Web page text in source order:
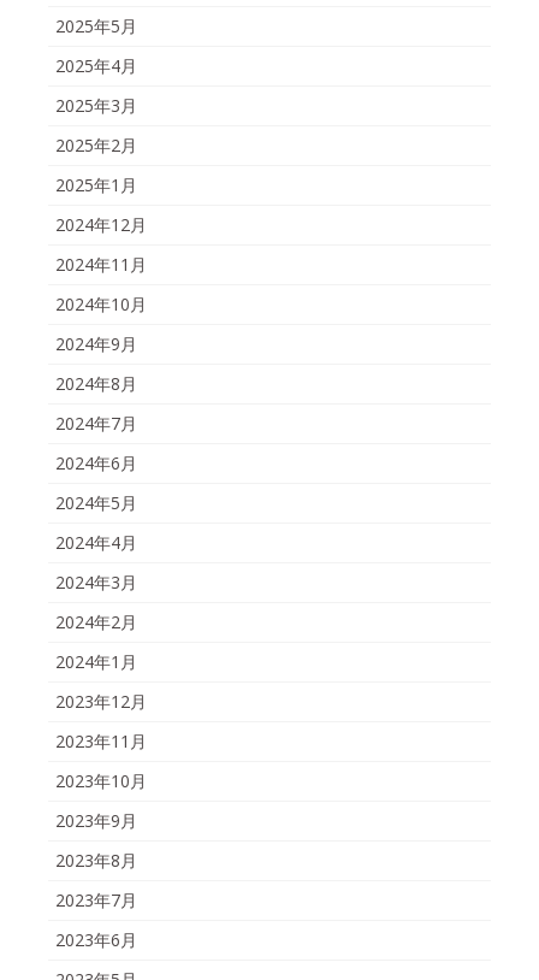
2025年5月
2025年4月
2025年3月
2025年2月
2025年1月
2024年12月
2024年11月
2024年10月
2024年9月
2024年8月
2024年7月
2024年6月
2024年5月
2024年4月
2024年3月
2024年2月
2024年1月
2023年12月
2023年11月
2023年10月
2023年9月
2023年8月
2023年7月
2023年6月